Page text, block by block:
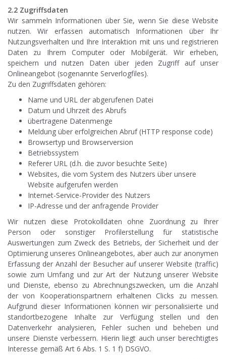
2.2 Zugriffsdaten
Wir sammeln Informationen über Sie, wenn Sie diese Website
nutzen. Wir erfassen automatisch Informationen über Ihr
Nutzungsverhalten und Ihre Interaktion mit uns und registrieren
Daten zu Ihrem Computer oder Mobilgerät. Wir erheben,
speichern und nutzen Daten über jeden Zugriff auf unser
Onlineangebot (sogenannte Serverlogfiles).
Zu den Zugriffsdaten gehören:
Name und URL der abgerufenen Datei
Datum und Uhrzeit des Abrufs
übertragene Datenmenge
Meldung über erfolgreichen Abruf (HTTP response code)
Browsertyp und Browserversion
Betriebssystem
Referer URL (d.h. die zuvor besuchte Seite)
Websites, die vom System des Nutzers über unsere
Website aufgerufen werden
Internet-Service-Provider des Nutzers
IP-Adresse und der anfragende Provider
Wir nutzen diese Protokolldaten ohne Zuordnung zu Ihrer
Person oder sonstiger Profilerstellung für statistische
Auswertungen zum Zweck des Betriebs, der Sicherheit und der
Optimierung unseres Onlineangebotes, aber auch zur anonymen
Erfassung der Anzahl der Besucher auf unserer Website (traffic)
sowie zum Umfang und zur Art der Nutzung unserer Website
und Dienste, ebenso zu Abrechnungszwecken, um die Anzahl
der von Kooperationspartnern erhaltenen Clicks zu messen.
Aufgrund dieser Informationen können wir personalisierte und
standortbezogene Inhalte zur Verfügung stellen und den
Datenverkehr analysieren, Fehler suchen und beheben und
unsere Dienste verbessern. Hierin liegt auch unser berechtigtes
Interesse gemäß Art 6 Abs. 1 S. 1 f) DSGVO.